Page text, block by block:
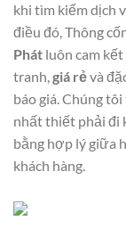
khi tìm kiếm dịch
điều đó,Thông
Phát luôn cam
tranh,giá rẻvà
báo giá. Chúng
nhất thiết phải đi
bằng hợp lý giữa
khách hàng.